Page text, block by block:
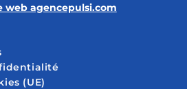
web agencepulsi.com
(UE)